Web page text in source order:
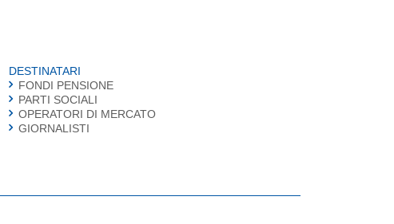
DESTINATARI
FONDI PENSIONE
PARTI SOCIALI
OPERATORI DI MERCATO
GIORNALISTI